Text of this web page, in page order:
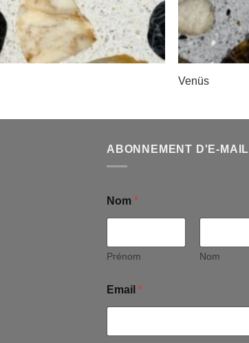
Venüs
ABONNEMENT D'E-MAIL
Nom *
Prénom Nom
Email *